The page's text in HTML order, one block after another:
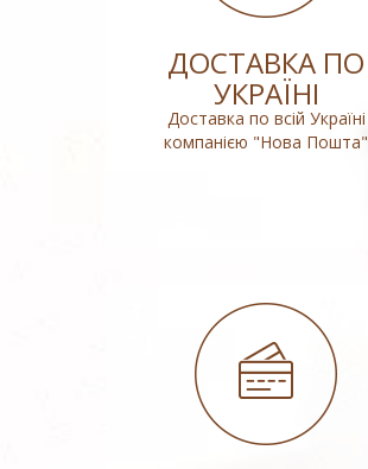
ДОСТАВКА ПО
УКРАЇНІ
Доставка по всій Україні
компанією "Нова Пошта"